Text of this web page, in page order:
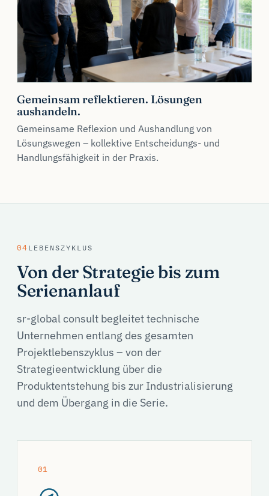
Gemeinsam reflektieren. Lösungen
aushandeln.
Gemeinsame Reflexion und Aushandlung von
Lösungswegen – kollektive Entscheidungs- und
Handlungsfähigkeit in der Praxis.
04LEBENSZYKLUS
Von der Strategie bis zum
Serienanlauf
sr-global consult begleitet technische
Unternehmen entlang des gesamten
Projektlebenszyklus – von der
Strategieentwicklung über die
Produktentstehung bis zur Industrialisierung
und dem Übergang in die Serie.
01